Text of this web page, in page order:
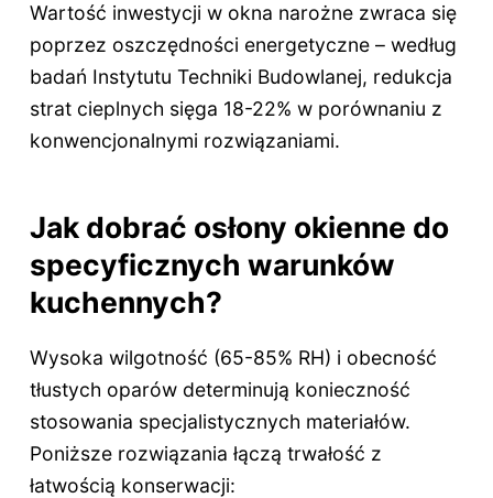
Wartość inwestycji w okna narożne zwraca się
poprzez oszczędności energetyczne – według
badań Instytutu Techniki Budowlanej, redukcja
strat cieplnych sięga 18-22% w porównaniu z
konwencjonalnymi rozwiązaniami.
Jak dobrać osłony okienne do
specyficznych warunków
kuchennych?
Wysoka wilgotność (65-85% RH) i obecność
tłustych oparów determinują konieczność
stosowania specjalistycznych materiałów.
Poniższe rozwiązania łączą trwałość z
łatwością konserwacji: